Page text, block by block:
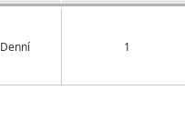
Denní 1